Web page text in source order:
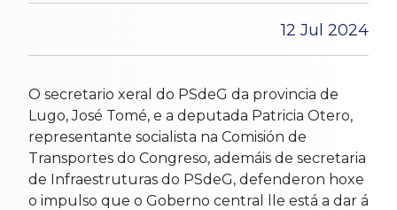
12 Jul 2024
O secretario xeral do PSdeG da provincia de
Lugo, José Tomé, e a deputada Patricia Otero,
representante socialista na Comisión de
Transportes do Congreso, ademáis de secretaria
de Infraestruturas do PSdeG, defenderon hoxe
o impulso que o Goberno central lle está a dar á